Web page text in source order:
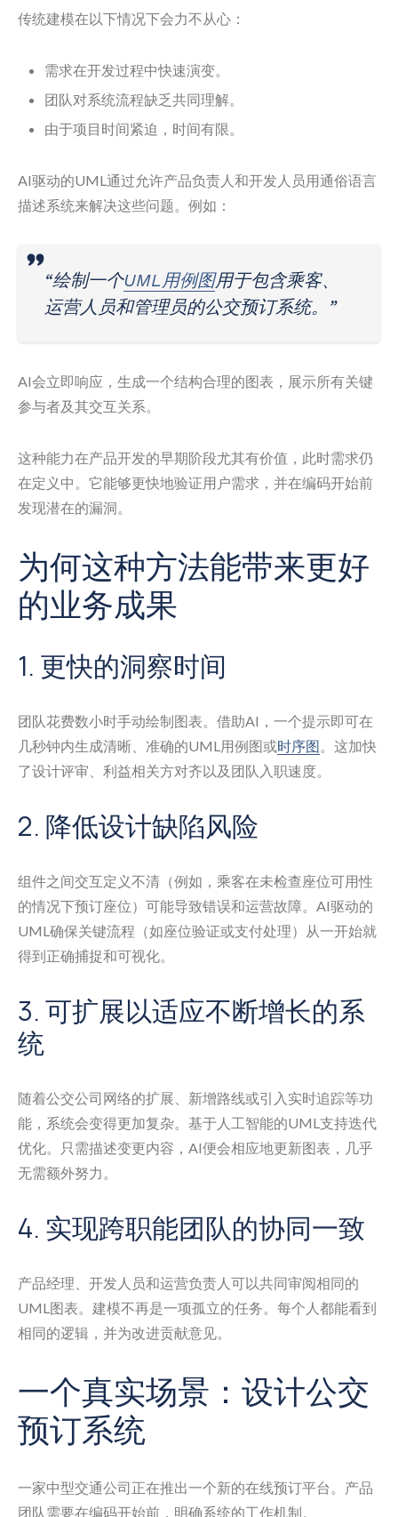
传统建模在以下情况下会力不从心：
需求在开发过程中快速演变。
团队对系统流程缺乏共同理解。
由于项目时间紧迫，时间有限。
AI驱动的UML通过允许产品负责人和开发人员用通俗语言
描述系统来解决这些问题。例如：
“绘制一个UML用例图用于包含乘客、
运营人员和管理员的公交预订系统。”
AI会立即响应，生成一个结构合理的图表，展示所有关键
参与者及其交互关系。
这种能力在产品开发的早期阶段尤其有价值，此时需求仍
在定义中。它能够更快地验证用户需求，并在编码开始前
发现潜在的漏洞。
为何这种方法能带来更好
的业务成果
1. 更快的洞察时间
团队花费数小时手动绘制图表。借助AI，一个提示即可在
几秒钟内生成清晰、准确的UML用例图或时序图。这加快
了设计评审、利益相关方对齐以及团队入职速度。
2. 降低设计缺陷风险
组件之间交互定义不清（例如，乘客在未检查座位可用性
的情况下预订座位）可能导致错误和运营故障。AI驱动的
UML确保关键流程（如座位验证或支付处理）从一开始就
得到正确捕捉和可视化。
3. 可扩展以适应不断增长的系
统
随着公交公司网络的扩展、新增路线或引入实时追踪等功
能，系统会变得更加复杂。基于人工智能的UML支持迭代
优化。只需描述变更内容，AI便会相应地更新图表，几乎
无需额外努力。
4. 实现跨职能团队的协同一致
产品经理、开发人员和运营负责人可以共同审阅相同的
UML图表。建模不再是一项孤立的任务。每个人都能看到
相同的逻辑，并为改进贡献意见。
一个真实场景：设计公交
预订系统
一家中型交通公司正在推出一个新的在线预订平台。产品
团队需要在编码开始前，明确系统的工作机制。